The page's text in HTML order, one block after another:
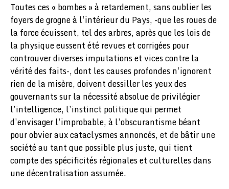
Toutes ces « bombes » à retardement, sans oublier les
foyers de grogne à l’intérieur du Pays, -que les roues de
la force écuissent, tel des arbres, après que les lois de
la physique eussent été revues et corrigées pour
controuver diverses imputations et vices contre la
vérité des faits-, dont les causes profondes n’ignorent
rien de la misère, doivent dessiller les yeux des
gouvernants sur la nécessité absolue de privilégier
l’intelligence, l’instinct politique qui permet
d’envisager l’improbable, à l’obscurantisme béant
pour obvier aux cataclysmes annoncés, et de bâtir une
société au tant que possible plus juste, qui tient
compte des spécificités régionales et culturelles dans
une décentralisation assumée.